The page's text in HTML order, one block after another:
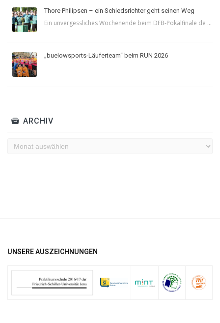
Thore Philipsen – ein Schiedsrichter geht seinen Weg
Ein unvergessliches Wochenende beim DFB-Pokalfinale de ...
„buelowsports-Läuferteam“ beim RUN 2026
ARCHIV
Archiv
UNSERE AUSZEICHNUNGEN